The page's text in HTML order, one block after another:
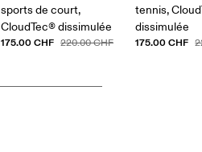
sports de court,
CloudTec® dissimulée
175.00 CHF 220.00 CHF
tennis,
dissimulée
175.00 CHF